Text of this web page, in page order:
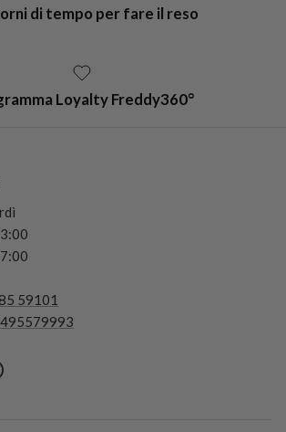
di tempo per fare il reso
Loyalty Freddy360°
59101